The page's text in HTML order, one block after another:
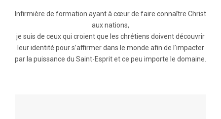
Infirmière de formation ayant à cœur de faire connaître Christ
aux nations,
je suis de ceux qui croient que les chrétiens doivent découvrir
leur identité pour s’affirmer dans le monde afin de l’impacter
par la puissance du Saint-Esprit et ce peu importe le domaine.